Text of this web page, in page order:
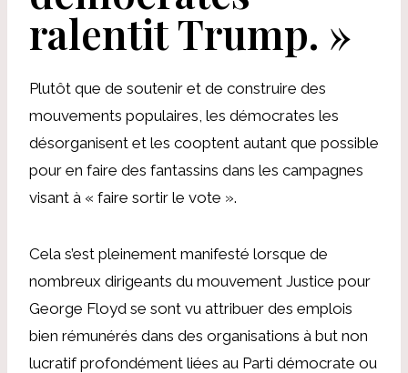
ralentit Trump. »
Plutôt que de soutenir et de construire des
mouvements populaires, les démocrates les
désorganisent et les cooptent autant que possible
pour en faire des fantassins dans les campagnes
visant à « faire sortir le vote ».
Cela s’est pleinement manifesté lorsque de
nombreux dirigeants du mouvement Justice pour
George Floyd se sont vu attribuer des emplois
bien rémunérés dans des organisations à but non
lucratif profondément liées au Parti démocrate ou